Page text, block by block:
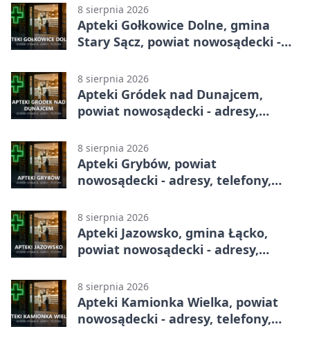
8 sierpnia 2026
Apteki Gołkowice Dolne, gmina
Stary Sącz, powiat nowosądecki -
8 sierpnia 2026
Apteki Gródek nad Dunajcem,
powiat nowosądecki - adresy,
8 sierpnia 2026
Apteki Grybów, powiat
nowosądecki - adresy, telefony,
8 sierpnia 2026
Apteki Jazowsko, gmina Łącko,
powiat nowosądecki - adresy,
8 sierpnia 2026
Apteki Kamionka Wielka, powiat
nowosądecki - adresy, telefony,